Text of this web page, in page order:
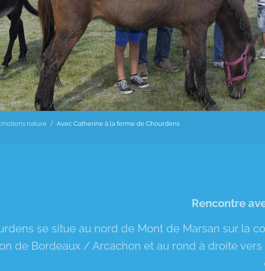
nature Avec Catherine à la ferme de Chourdens
Rencontre
se situe au nord de Mont de Marsan sur la
de Bordeaux / Arcachon et au rond à droite